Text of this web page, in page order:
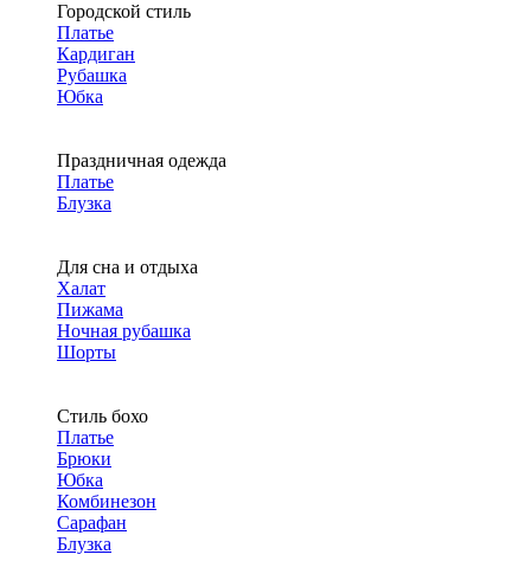
Городской стиль
Платье
Кардиган
Рубашка
Юбка
Праздничная одежда
Платье
Блузка
Для сна и отдыха
Халат
Пижама
Ночная рубашка
Шорты
Стиль бохо
Платье
Брюки
Юбка
Комбинезон
Сарафан
Блузка